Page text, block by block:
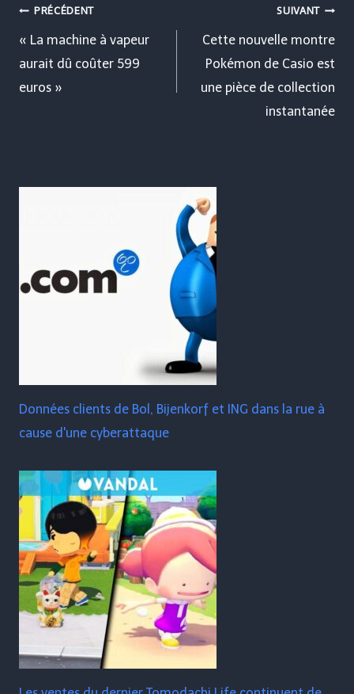
Navigation
de
l’article
PRÉCÉDENT
« La machine à vapeur
aurait dû coûter 599
euros »
SUIVANT
Cette nouvelle montre
Pokémon de Casio est
une pièce de collection
instantanée
Données clients de Bol, Bijenkorf et ING dans la rue à
cause d'une cyberattaque